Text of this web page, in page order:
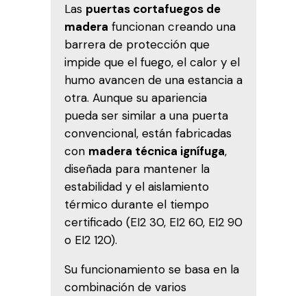
Las puertas cortafuegos de
madera funcionan creando una
barrera de protección que
impide que el fuego, el calor y el
humo avancen de una estancia a
otra. Aunque su apariencia
pueda ser similar a una puerta
convencional, están fabricadas
con madera técnica ignífuga,
diseñada para mantener la
estabilidad y el aislamiento
térmico durante el tiempo
certificado (EI2 30, EI2 60, EI2 90
o EI2 120).
Su funcionamiento se basa en la
combinación de varios